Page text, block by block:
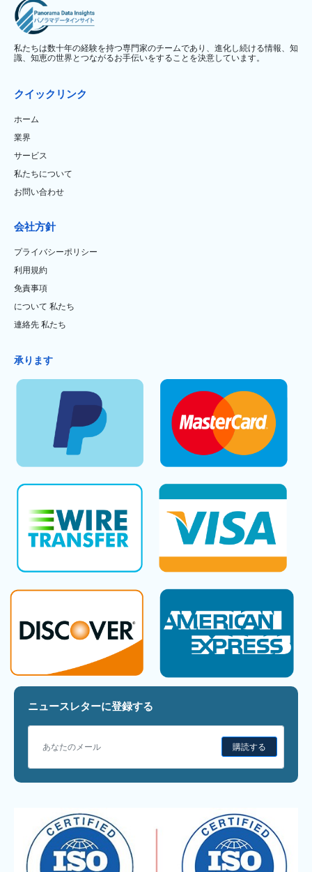
私たちは数十年の経験を持つ専門家のチームであり、進化し続ける情報、知
識、知恵の世界とつながるお手伝いをすることを決意しています。
クイックリンク
ホーム
業界
サービス
私たちについて
お問い合わせ
会社方針
プライバシーポリシー
利用規約
免責事項
について 私たち
連絡先 私たち
承ります
ニュースレターに登録する
購読する